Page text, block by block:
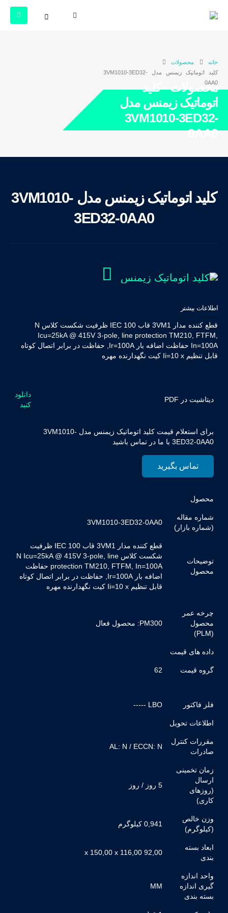
خانه
محصولات
کلید اتوماتیک زیمنس مدل 3VM1010-3ED32-
0AA0
محصولات - کلید
اتوماتیک زیمنس مدل
3VM1010-3ED32-
0AA0
کلید اتوماتیک زیمنس مدل 3VM1010-
3ED32-0AA0
اطلاعات بیشتر
قطع کننده مدار 3VM1 قاب IEC 100 ظرفیت شکست کلاس N
Icu=25kA @ 415V 3-pole, line protection TM210, FTFM,
In=100A حفاظت اضافه بار Ir=100A, حفاظت در برابر اتصال کوتاه
قابل تنظیم Ii=10 x کیت نگهدارنده مهره
دیتاشیت در PDF
دانلود
کنید
برای استعلام قیمت کلید اتوماتیک زیمنس مدل 3VM1010-
3ED32-0AA0 با ما در تماس باشید
تماس بگیرید
محصول
شماره مقاله
(شماره بازار)
3VM1010-3ED32-0AA0
توضیحات
محصول
قطع کننده مدار 3VM1 قاب IEC 100 ظرفیت
شکست کلاس N Icu=25kA @ 415V 3-pole, line
protection TM210, FTFM, In=100A حفاظت
اضافه بار Ir=100A, حفاظت در برابر اتصال کوتاه
قابل تنظیم Ii=10 x کیت نگهدارنده مهره
چرخه عمر
محصول
(PLM)
PM300: محصول فعال
داده های قیمت
گروه قیمت 62
فلز فاکتور LBO -----
اطلاعات تحویل
مقررات کنترل
صادرات
AL: N / ECCN: N
زمان تخمینی
ارسال
(روزهای
کاری)
5 روز / روز
وزن خالص
(کیلوگرم)
0,941 کیلوگرم
ابعاد بسته
بندی
92,00 x 150,00 x 116,00
واحد اندازه
گیری اندازه
بسته بندی
MM